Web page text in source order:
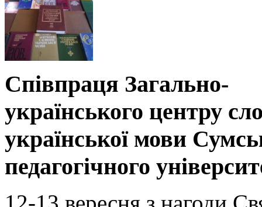
Співпраця Загально-
українського центру
української мови
педагогічного